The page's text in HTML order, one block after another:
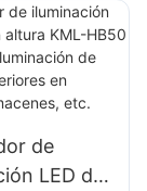
para
de
interiores
de
LED de